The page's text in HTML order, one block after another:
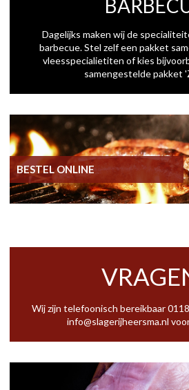
Dagelijks maken wij de
barbecue. Stel zelf een pakket
vleesspecialietiten of kies
samengestelde pakket
BESTEL ONLINE
Wij zijn telefoonisch bereikbaar
info@slagerijheersma.nl